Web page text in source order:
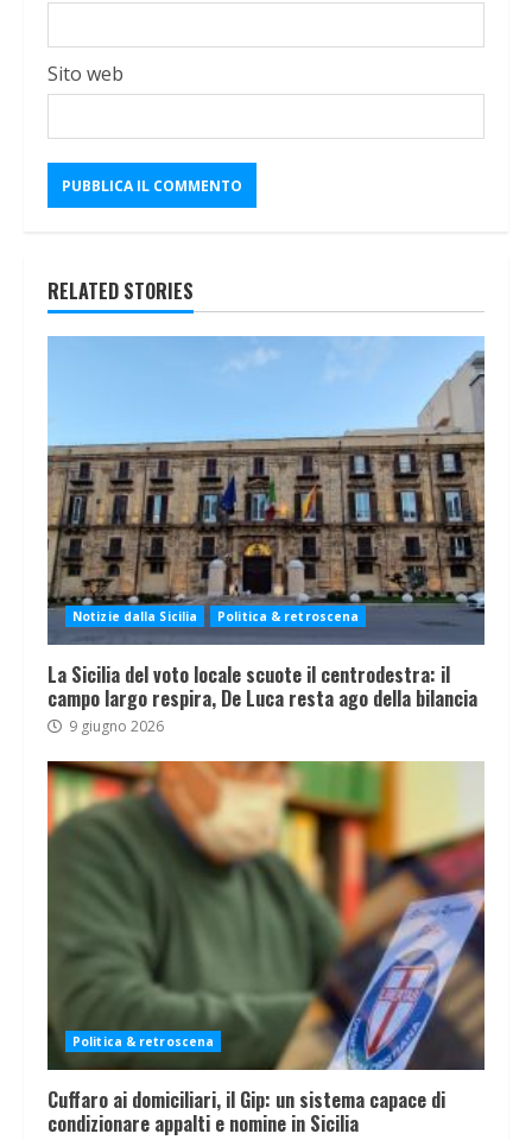
Sito web
RELATED STORIES
Notizie dalla Sicilia Politica & retroscena
La Sicilia del voto locale scuote il centrodestra: il
campo largo respira, De Luca resta ago della bilancia
9 giugno 2026
Politica & retroscena
Cuffaro ai domiciliari, il Gip: un sistema capace di
condizionare appalti e nomine in Sicilia